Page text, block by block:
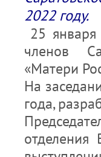
2022 году.
25
членов
«Матери
На
года,